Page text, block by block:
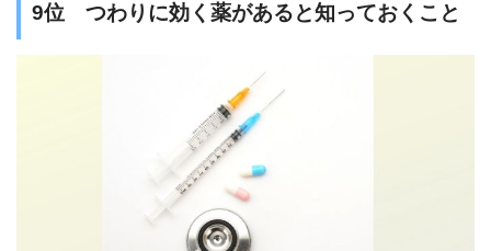
9位 つわりに効く薬があると知っておくこと